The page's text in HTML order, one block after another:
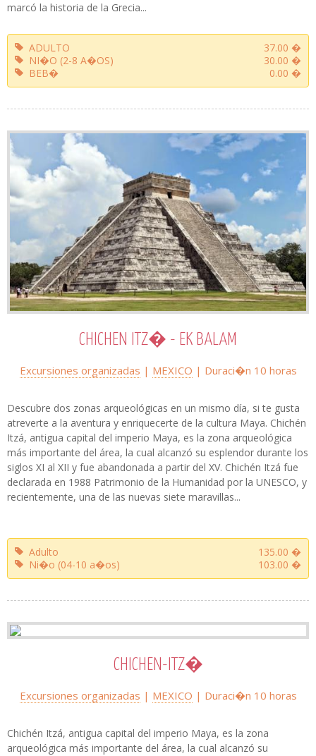
marcó la historia de la Grecia...
ADULTO
37.00 �
NI�O (2-8 A�OS)
30.00 �
BEB�
0.00 �
CHICHEN ITZ� - EK BALAM
Excursiones organizadas | MEXICO | Duraci�n 10 horas
Descubre dos zonas arqueológicas en un mismo día, si te gusta
atreverte a la aventura y enriquecerte de la cultura Maya. Chichén
Itzá, antigua capital del imperio Maya, es la zona arqueológica
más importante del área, la cual alcanzó su esplendor durante los
siglos XI al XII y fue abandonada a partir del XV. Chichén Itzá fue
declarada en 1988 Patrimonio de la Humanidad por la UNESCO, y
recientemente, una de las nuevas siete maravillas...
Adulto
135.00 �
Ni�o (04-10 a�os)
103.00 �
CHICHEN-ITZ�
Excursiones organizadas | MEXICO | Duraci�n 10 horas
Chichén Itzá, antigua capital del imperio Maya, es la zona
arqueológica más importante del área, la cual alcanzó su